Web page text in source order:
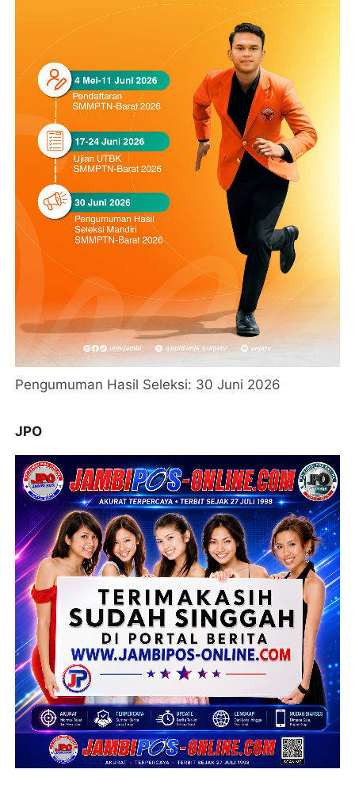
Pengumuman Hasil Seleksi: 30 Juni 2026
JPO